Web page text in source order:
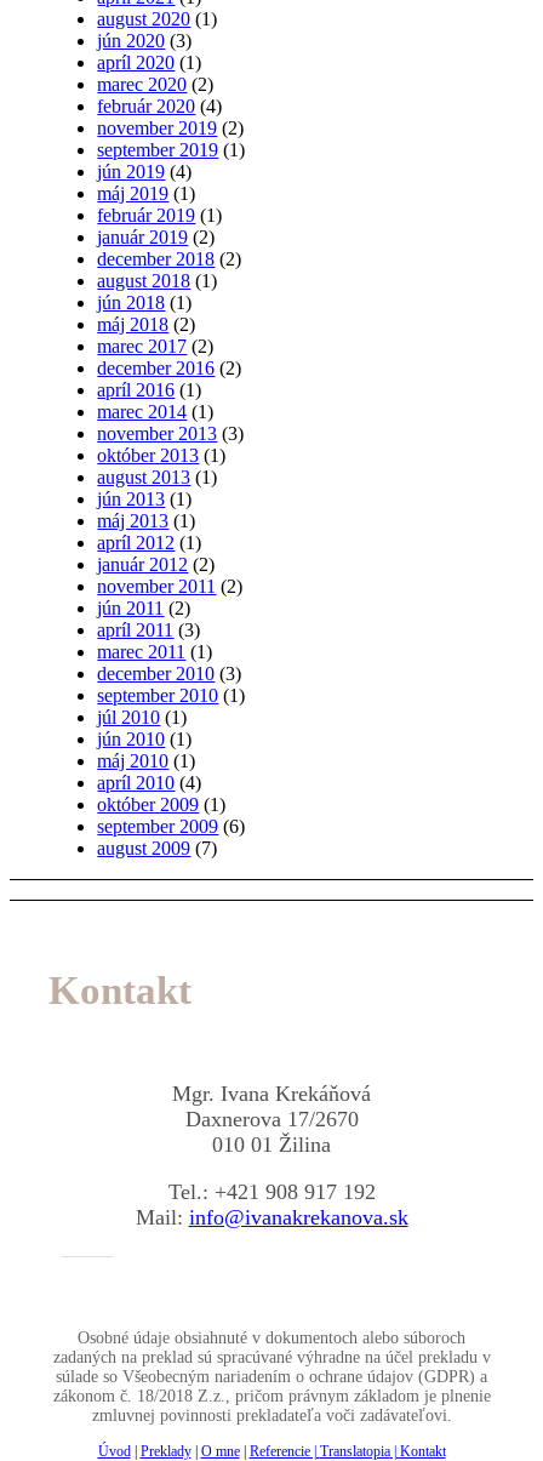
august 2020 (1)
jún 2020 (3)
apríl 2020 (1)
marec 2020 (2)
február 2020 (4)
november 2019 (2)
september 2019 (1)
jún 2019 (4)
máj 2019 (1)
február 2019 (1)
január 2019 (2)
december 2018 (2)
august 2018 (1)
jún 2018 (1)
máj 2018 (2)
marec 2017 (2)
december 2016 (2)
apríl 2016 (1)
marec 2014 (1)
november 2013 (3)
október 2013 (1)
august 2013 (1)
jún 2013 (1)
máj 2013 (1)
apríl 2012 (1)
január 2012 (2)
november 2011 (2)
jún 2011 (2)
apríl 2011 (3)
marec 2011 (1)
december 2010 (3)
september 2010 (1)
júl 2010 (1)
jún 2010 (1)
máj 2010 (1)
apríl 2010 (4)
október 2009 (1)
september 2009 (6)
august 2009 (7)
Kontakt
Mgr. Ivana Krekáňová
Daxnerova 17/2670
010 01 Žilina
Tel.: +421 908 917 192
Mail: info@ivanakrekanova.sk
Osobné údaje obsiahnuté v dokumentoch alebo súboroch
zadaných na preklad sú spracúvané výhradne na účel prekladu v
súlade so Všeobecným nariadením o ochrane údajov (GDPR) a
zákonom č. 18/2018 Z.z., pričom právnym základom je plnenie
zmluvnej povinnosti prekladateľa voči zadávateľovi.
Úvod| Preklady| O mne| Referencie | Translatopia| Kontakt